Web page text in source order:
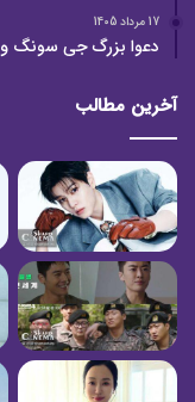
17 مرداد 1405
دعوا بزرگ جی سونگ و
آخرین مطالب